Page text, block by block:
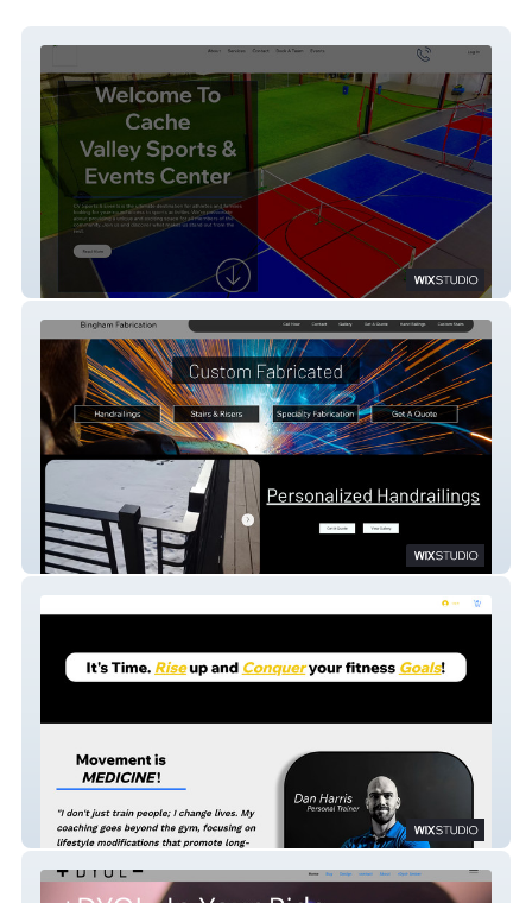
CV Sports Center
Bingham Fabrication
Dan Good Workout